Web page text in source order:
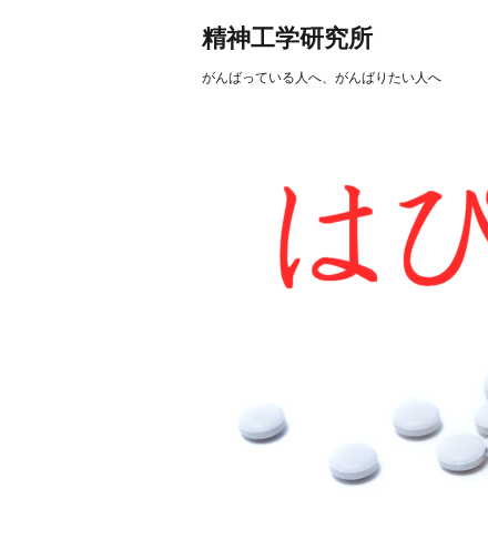
精神工学研究所
がんばっている人へ、がんばりたい人へ